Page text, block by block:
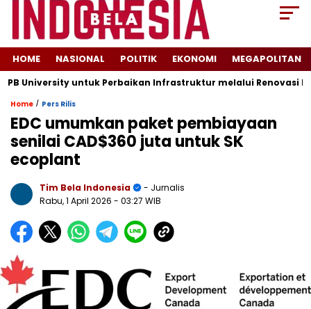
HOME NASIONAL POLITIK EKONOMI MEGAPOLITAN
untuk Perbaikan Infrastruktur melalui Renovasi Ruang
Home / Pers Rilis
EDC umumkan paket pembiayaan
senilai CAD$360 juta untuk SK
ecoplant
Tim Bela Indonesia
- Jurnalis
Rabu, 1 April 2026 - 03:27 WIB